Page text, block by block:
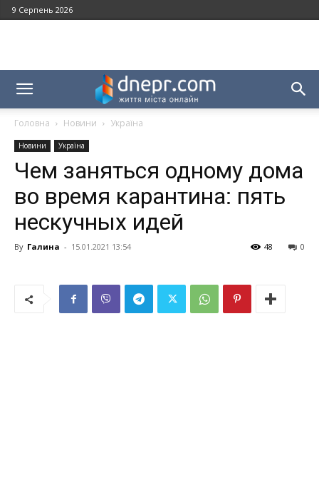
9 Серпень 2026
Головна Новини Україна
Новини Україна
Чем заняться одному дома
во время карантина: пять
нескучных идей
By Галина - 15.01.2021 13:54 0
48